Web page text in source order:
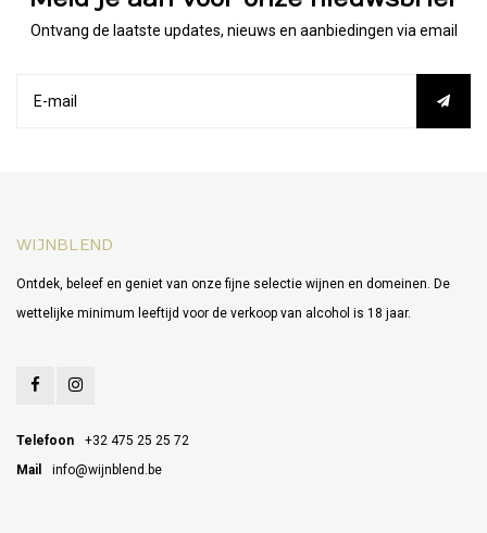
Ontvang de laatste updates, nieuws en aanbiedingen via email
WIJNBLEND
Ontdek, beleef en geniet van onze fijne selectie wijnen en domeinen. De
wettelijke minimum leeftijd voor de verkoop van alcohol is 18 jaar.
Telefoon
+32 475 25 25 72
Mail
info@wijnblend.be